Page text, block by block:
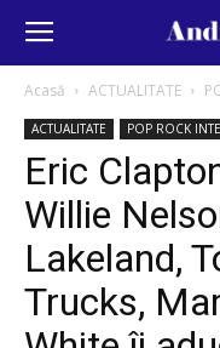
Acasă ACTUALITATE
ACTUALITATE POP ROCK
Eric
Willie
Lakeland,
Trucks,